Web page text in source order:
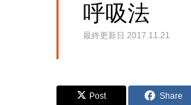
呼吸法
最終更新日 2017.11.21
Post Share